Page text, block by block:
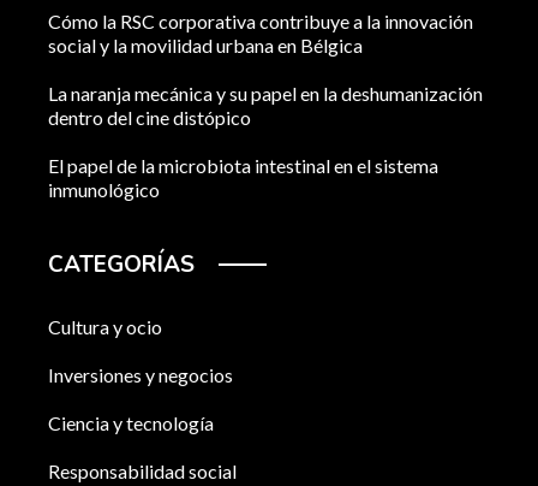
Cómo la RSC corporativa contribuye a la innovación
social y la movilidad urbana en Bélgica
La naranja mecánica y su papel en la deshumanización
dentro del cine distópico
El papel de la microbiota intestinal en el sistema
inmunológico
CATEGORÍAS
Cultura y ocio
Inversiones y negocios
Ciencia y tecnología
Responsabilidad social